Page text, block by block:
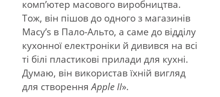
комп’ютер масового виробництва.
Тож, він пішов до одного з магазинів
Macy’s в Пало-Альто, а саме до відділу
кухонної електроніки й дивився на всі
ті білі пластикові прилади для кухні.
Думаю, він використав їхній вигляд
для створенняApple II».